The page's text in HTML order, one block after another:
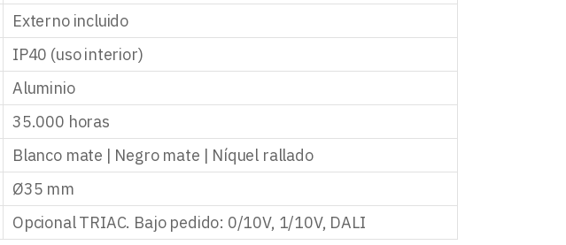
Externo incluido
IP40 (uso interior)
Aluminio
35.000 horas
Blanco mate | Negro mate | Níquel rallado
Ø35 mm
Opcional TRIAC. Bajo pedido: 0/10V, 1/10V, DALI